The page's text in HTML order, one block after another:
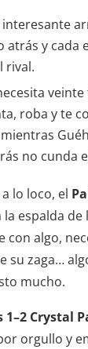
atrás y cada
rival.
roba y te
no cunda
lo loco, el
espalda de
con algo,
su zaga…
mucho.
1–2 Crystal
orgullo y